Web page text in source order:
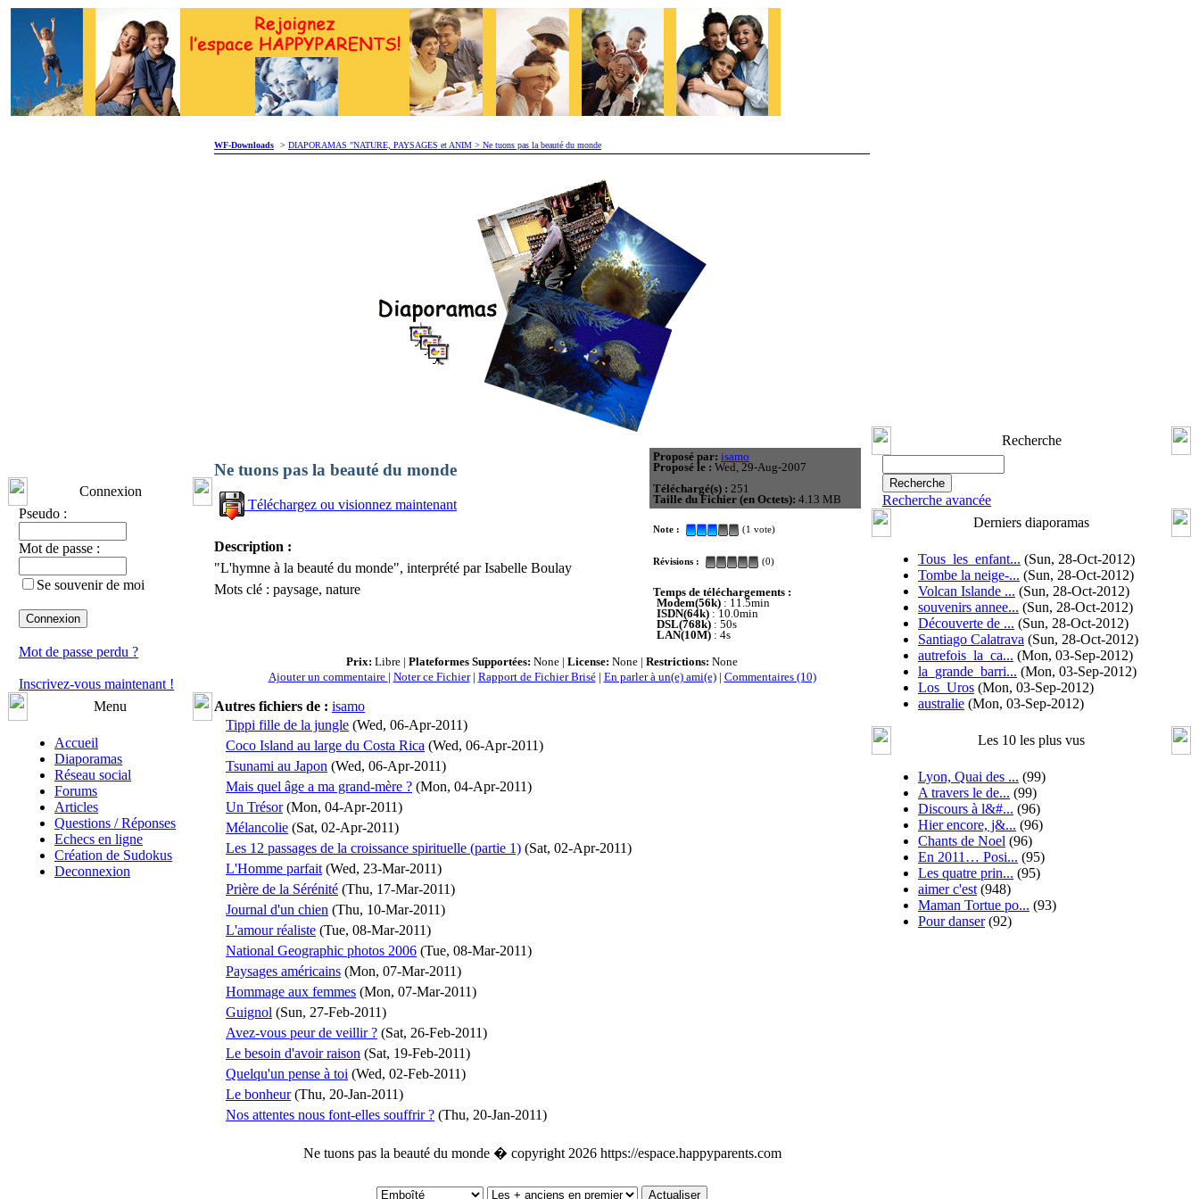
Connexion
Pseudo :
Mot de passe :
Se souvenir de moi
Mot de passe perdu ?
Inscrivez-vous maintenant !
Menu
Accueil
Diaporamas
Réseau social
Forums
Articles
Questions / Réponses
Echecs en ligne
Création de Sudokus
Deconnexion
WF-Downloads > DIAPORAMAS "NATURE, PAYSAGES et ANIM > Ne tuons pas la beauté du monde
Ne tuons pas la beauté du monde
Téléchargez ou visionnez maintenant
Description :
"L'hymne à la beauté du monde", interprété par Isabelle Boulay
Mots clé : paysage, nature
Proposé par: isamo
Proposé le : Wed, 29-Aug-2007
Téléchargé(s) : 251
Taille du Fichier (en Octets): 4.13 MB
Note : (1 vote)
Révisions : (0)
Temps de téléchargements :
Modem(56k) : 11.5min
ISDN(64k) : 10.0min
DSL(768k) : 50s
LAN(10M) : 4s
Prix: Libre | Plateformes Supportées: None | License: None | Restrictions: None
Ajouter un commentaire | Noter ce Fichier| Rapport de Fichier Brisé| En parler à un(e) ami(e)| Commentaires (10)
Autres fichiers de : isamo
Tippi fille de la jungle (Wed, 06-Apr-2011)
Coco Island au large du Costa Rica (Wed, 06-Apr-2011)
Tsunami au Japon (Wed, 06-Apr-2011)
Mais quel âge a ma grand-mère ? (Mon, 04-Apr-2011)
Un Trésor(Mon, 04-Apr-2011)
Mélancolie (Sat, 02-Apr-2011)
Les 12 passages de la croissance spirituelle (partie 1) (Sat, 02-Apr-2011)
L'Homme parfait (Wed, 23-Mar-2011)
Prière de la Sérénité (Thu, 17-Mar-2011)
Journal d'un chien (Thu, 10-Mar-2011)
L'amour réaliste (Tue, 08-Mar-2011)
National Geographic photos 2006 (Tue, 08-Mar-2011)
Paysages américains (Mon, 07-Mar-2011)
Hommage aux femmes (Mon, 07-Mar-2011)
Guignol (Sun, 27-Feb-2011)
Avez-vous peur de veillir ? (Sat, 26-Feb-2011)
Le besoin d'avoir raison (Sat, 19-Feb-2011)
Quelqu'un pense à toi (Wed, 02-Feb-2011)
Le bonheur(Thu, 20-Jan-2011)
Nos attentes nous font-elles souffrir ? (Thu, 20-Jan-2011)
Ne tuons pas la beauté du monde � copyright 2026 https://espace.happyparents.com
Recherche
Recherche avancée
Derniers diaporamas
Tous_les_enfant... (Sun, 28-Oct-2012)
Tombe la neige-... (Sun, 28-Oct-2012)
Volcan Islande ... (Sun, 28-Oct-2012)
souvenirs annee... (Sun, 28-Oct-2012)
Découverte de ... (Sun, 28-Oct-2012)
Santiago Calatrava (Sun, 28-Oct-2012)
autrefois_la_ca... (Mon, 03-Sep-2012)
la_grande_barri... (Mon, 03-Sep-2012)
Los_Uros (Mon, 03-Sep-2012)
australie (Mon, 03-Sep-2012)
Les 10 les plus vus
Lyon, Quai des ... (99)
A travers le de... (99)
Discours à l&#... (96)
Hier encore, j&... (96)
Chants de Noel (96)
En 2011… Posi... (95)
Les quatre prin... (95)
aimer c'est (948)
Maman Tortue po... (93)
Pour danser(92)